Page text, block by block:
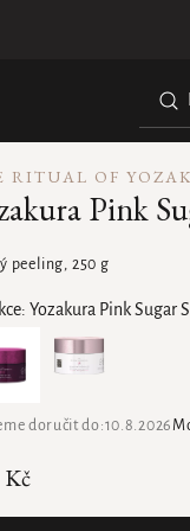
RITUAL OF
Pink
Kč
doručit do:10.8.2026
peeling, 250 g
Yozakura Pink Sugar